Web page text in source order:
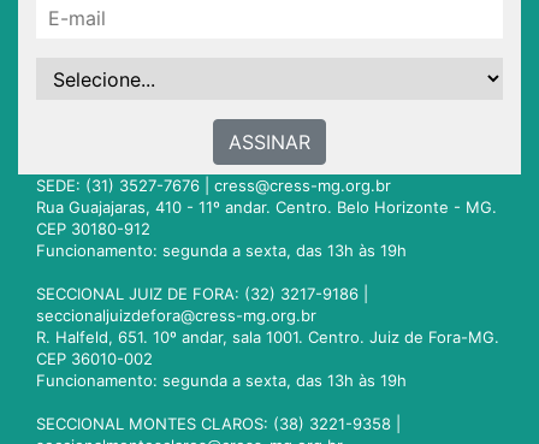
ASSINAR
SEDE: (31) 3527-7676 | cress@cress-mg.org.br
Rua Guajajaras, 410 - 11º andar. Centro. Belo Horizonte - MG.
CEP 30180-912
Funcionamento: segunda a sexta, das 13h às 19h
SECCIONAL JUIZ DE FORA: (32) 3217-9186 |
seccionaljuizdefora@cress-mg.org.br
R. Halfeld, 651. 10º andar, sala 1001. Centro. Juiz de Fora-MG.
CEP 36010-002
Funcionamento: segunda a sexta, das 13h às 19h
SECCIONAL MONTES CLAROS: (38) 3221-9358 |